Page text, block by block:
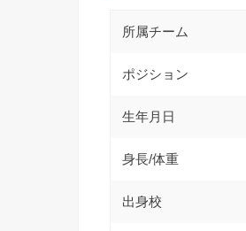
所属チーム
ポジション
生年月日
身長/体重
出身校